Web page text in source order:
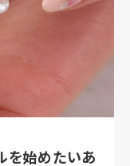
を始めたいあ